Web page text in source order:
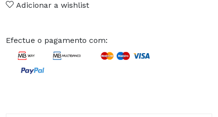
Adicionar a wishlist
Efectue o pagamento com: